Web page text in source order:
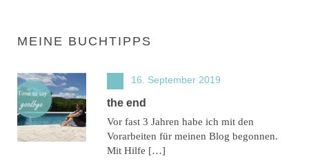
MEINE BUCHTIPPS
16. September 2019
the end
Vor fast 3 Jahren habe ich mit den
Vorarbeiten für meinen Blog begonnen.
Mit Hilfe […]